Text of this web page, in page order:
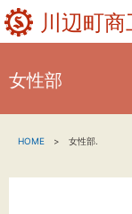
川辺町商
女性部
HOME 女性部.